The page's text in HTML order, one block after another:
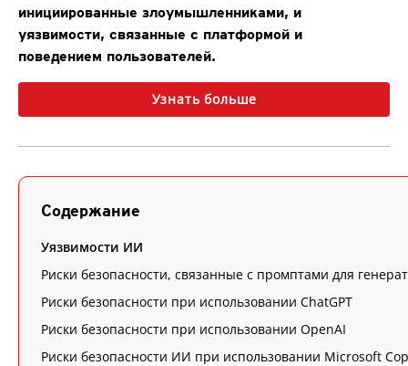
инициированные злоумышленниками, и
уязвимости, связанные с платформой и
поведением пользователей.
Узнать больше
Содержание
Уязвимости ИИ
Риски безопасности, связанные с промптами для
Риски безопасности при использовании ChatGPT
Риски безопасности при использовании OpenAI
Риски безопасности ИИ при использовании Microsoft